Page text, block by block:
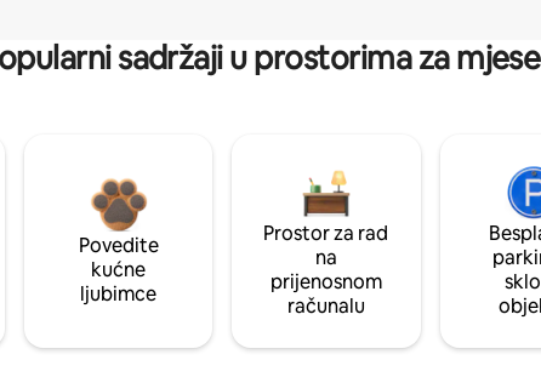
sadržaji u prostorima za
Povedite
kućne
ljubimce
Prostor za rad
na
prijenosnom
računalu